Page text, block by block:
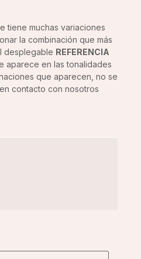
tiene muchas variaciones
la combinación que más
desplegable REFERENCIA
aparece en las tonalidades
que aparecen, no se
contacto con nosotros